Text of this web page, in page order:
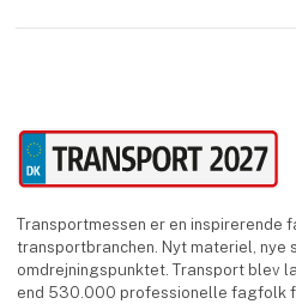
Transportmessen er en inspirerende
transportbranchen. Nyt materiel, nye
omdrejningspunktet. Transport blev
end 530.000 professionelle fagfolk